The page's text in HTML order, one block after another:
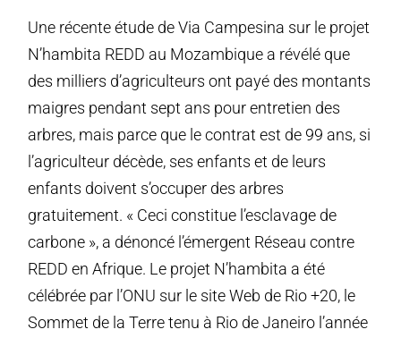
Une récente étude de Via Campesina sur le projet
N’hambita REDD au Mozambique a révélé que
des milliers d’agriculteurs ont payé des montants
maigres pendant sept ans pour entretien des
arbres, mais parce que le contrat est de 99 ans, si
l’agriculteur décède, ses enfants et de leurs
enfants doivent s’occuper des arbres
gratuitement. « Ceci constitue l’esclavage de
carbone », a dénoncé l’émergent Réseau contre
REDD en Afrique. Le projet N’hambita a été
célébrée par l’ONU sur le site Web de Rio +20, le
Sommet de la Terre tenu à Rio de Janeiro l’année